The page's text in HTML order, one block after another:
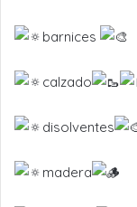
barnices
calzado
disolventes
madera